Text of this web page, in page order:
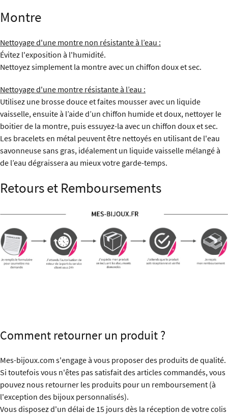
Montre
Nettoyage d'une montre non résistante à l’eau :
Évitez l'exposition à l'humidité.
Nettoyez simplement la montre avec un chiffon doux et sec.
Nettoyage d'une montre résistante à l’eau :
Utilisez une brosse douce et faites mousser avec un liquide
vaisselle, ensuite à l’aide d’un chiffon humide et doux, nettoyer le
boitier de la montre, puis essuyez-la avec un chiffon doux et sec.
Les bracelets en métal peuvent être nettoyés en utilisant de l'eau
savonneuse sans gras, idéalement un liquide vaisselle mélangé à
de l’eau dégraissera au mieux votre garde-temps.
Retours et Remboursements
Comment retourner un produit ?
Mes-bijoux.com s'engage à vous proposer des produits de qualité.
Si toutefois vous n'êtes pas satisfait des articles commandés, vous
pouvez nous retourner les produits pour un remboursement (à
l'exception des bijoux personnalisés).
Vous disposez d'un délai de 15 jours dès la réception de votre colis